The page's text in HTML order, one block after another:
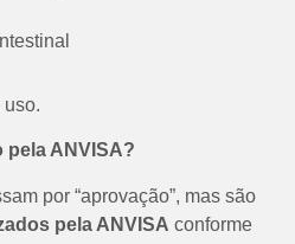
uso.
pela ANVISA?
por “aprovação”, mas são
pela ANVISA conforme